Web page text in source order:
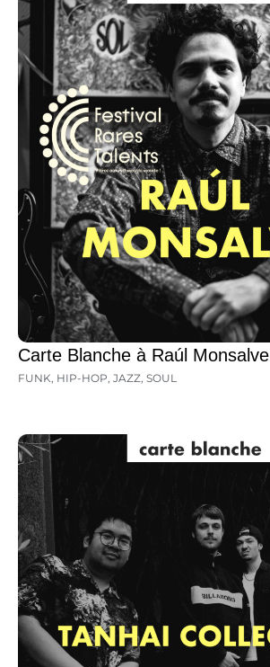
Carte Blanche à Raúl Monsalve
FUNK, HIP-HOP, JAZZ, SOUL